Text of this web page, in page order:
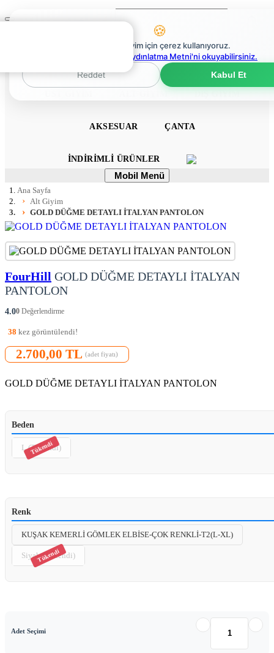
Mobil
0
0
TULUM TAKIM
AKSESUAR ÇANTA
İNDIRIMLI ÜRÜNLER
Mobil
Menü
Mobil Menü
Ana Sayfa
Alt Giyim
GOLD DÜĞME DETAYLI İTALYAN PANTOLON
FourHill GOLD DÜĞME DETAYLI İTALYAN
PANTOLON
4.00 Değerlendirme
38 kez görüntülendi!
2.700,00 TL (adet fiyatı)
GOLD DÜĞME DETAYLI İTALYAN PANTOLON
Beden
L (Tükendi)
Renk
KUŞAK KEMERLİ GÖMLEK ELBİSE-ÇOK RENKLİ-T2(L-XL)
Siyah (Tükendi)
Adet Seçimi
🍪
En iyi deneyim için çerez kullanıyoruz.
Çerez Politikaları Aydınlatma Metni'ni okuyabilirsiniz.
Reddet
Kabul Et